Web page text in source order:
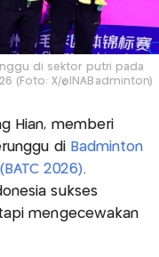
di sektor putri pada
(Foto: X/@INABadminton)
Hian, memberi
di Badminton
2026).
sukses
mengecewakan